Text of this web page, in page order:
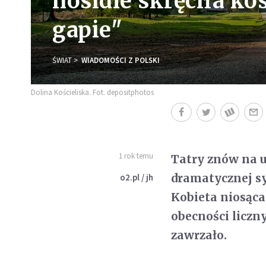
gapie"
ŚWIAT WIADOMOŚCI Z POLSKI
Dolina Kościeliska. Fot. depositphotos
1 rok temu
o2.pl / jh
Tatry znów na
dramatycznej
Kobieta
obecności
zawrzało.